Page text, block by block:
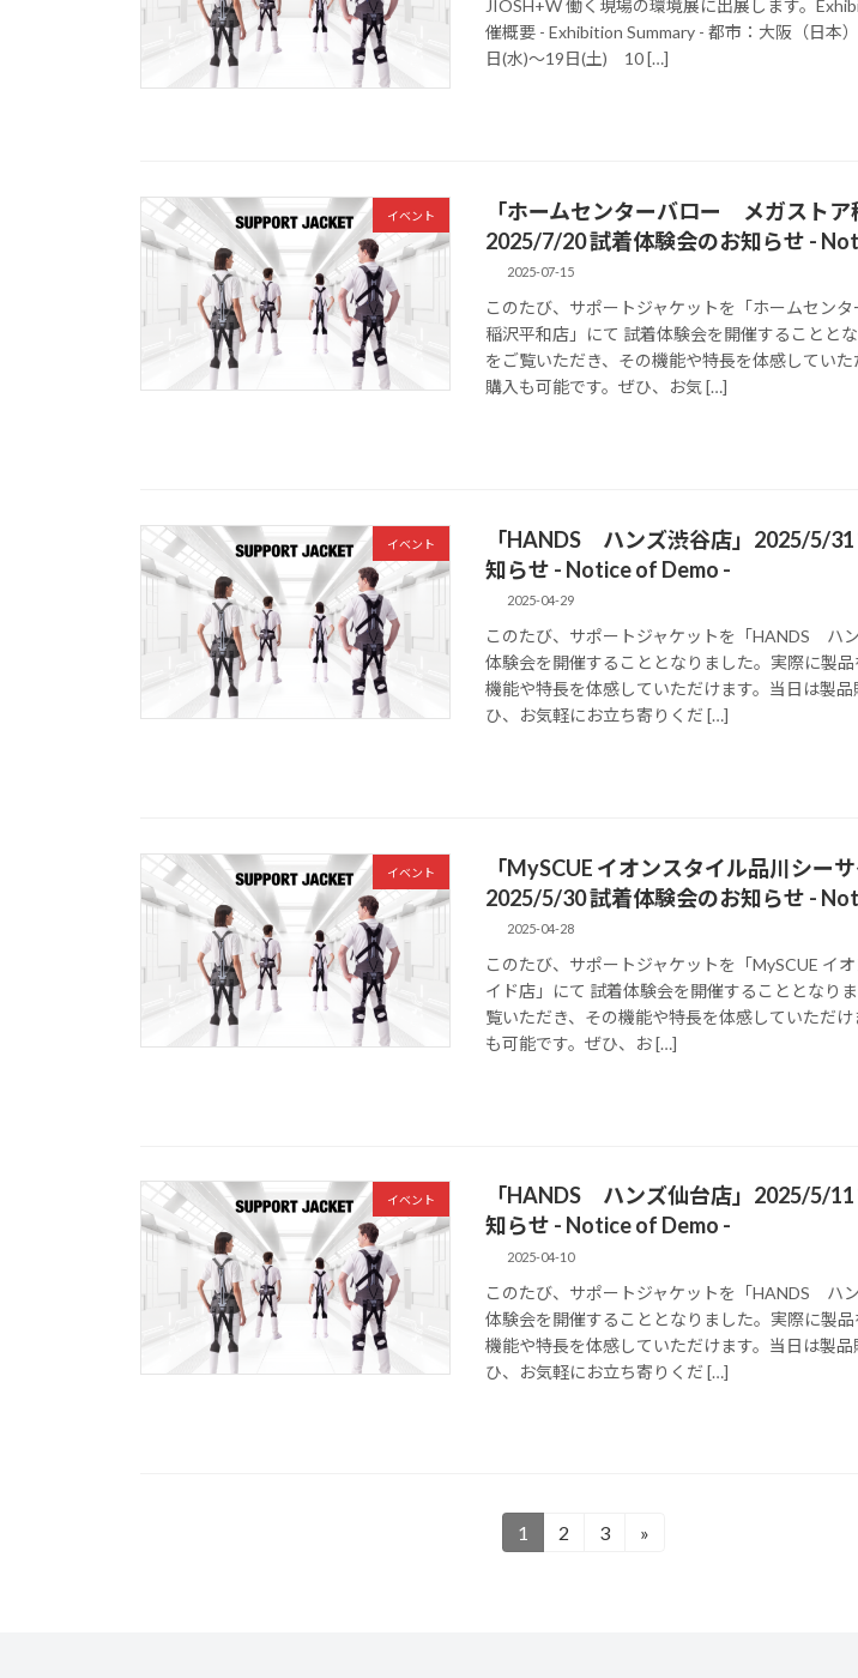
JIOSH+W 働く現場の環境展に出展します。
催概要 - Exhibition Summary - 都市：大阪（日本
日(水)～19日(土) 10 […]
イベント
「ホームセンターバロー メガストア
2025/7/20 試着体験会のお知らせ -
2025-07-15
このたび、サポートジャケットを「ホームセン
稲沢平和店」にて 試着体験会を開催することと
をご覧いただき、その機能や特長を体感してい
購入も可能です。ぜひ、お気 […]
イベント
「HANDS ハンズ渋谷店」2025/5/
知らせ - Notice of Demo -
2025-04-29
このたび、サポートジャケットを「HANDS ハ
体験会を開催することとなりました。実際に製
機能や特長を体感していただけます。当日は製
ひ、お気軽にお立ち寄りくだ […]
イベント
「MySCUE イオンスタイル品川シーサ
2025/5/30 試着体験会のお知らせ -
2025-04-28
このたび、サポートジャケットを「MySCUE イ
イド店」にて 試着体験会を開催することとなり
覧いただき、その機能や特長を体感していただ
も可能です。ぜひ、お […]
イベント
「HANDS ハンズ仙台店」2025/5/
知らせ - Notice of Demo -
2025-04-10
このたび、サポートジャケットを「HANDS ハ
体験会を開催することとなりました。実際に製
機能や特長を体感していただけます。当日は製
ひ、お気軽にお立ち寄りくだ […]
固
1
固
2
固
3 »